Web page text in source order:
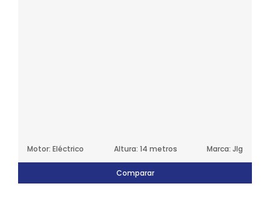
Motor: Eléctrico Altura: 14 metros Marca: Jlg
Comparar